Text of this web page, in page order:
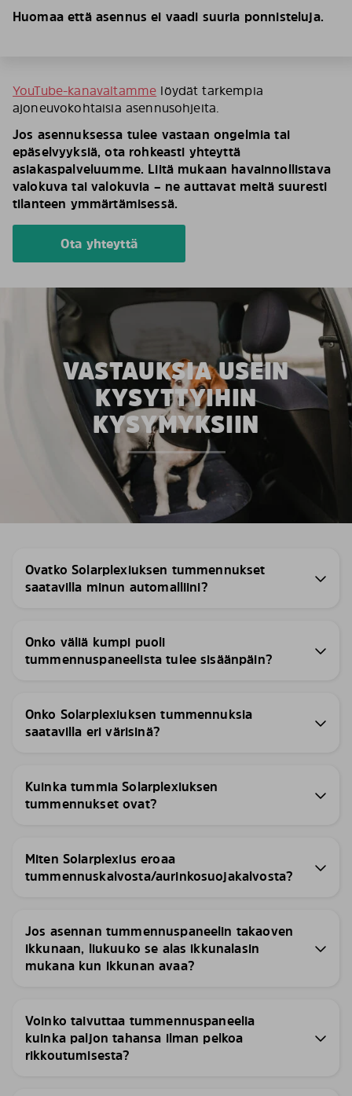
Huomaa että asennus ei vaadi suuria ponnisteluja.
YouTube-kanavaltamme löydät tarkempia
ajoneuvokohtaisia asennusohjeita.
Jos asennuksessa tulee vastaan ongelmia tai
epäselvyyksiä, ota rohkeasti yhteyttä
asiakaspalveluumme. Liitä mukaan havainnollistava
valokuva tai valokuvia – ne auttavat meitä suuresti
tilanteen ymmärtämisessä.
Ota yhteyttä
VASTAUKSIA USEIN
KYSYTTYIHIN
KYSYMYKSIIN
Ovatko Solarplexiuksen tummennukset
saatavilla minun automalliini?
Onko väliä kumpi puoli
tummennuspaneelista tulee sisäänpäin?
Onko Solarplexiuksen tummennuksia
saatavilla eri värisinä?
Kuinka tummia Solarplexiuksen
tummennukset ovat?
Miten Solarplexius eroaa
tummennuskalvosta/aurinkosuojakalvosta?
Jos asennan tummennuspaneelin takaoven
ikkunaan, liukuuko se alas ikkunalasin
mukana kun ikkunan avaa?
Voinko taivuttaa tummennuspaneelia
kuinka paljon tahansa ilman pelkoa
rikkoutumisesta?